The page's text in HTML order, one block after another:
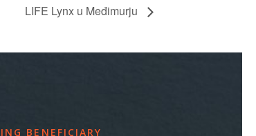
LIFE Lynx u Međimurju
BENEFICIARY